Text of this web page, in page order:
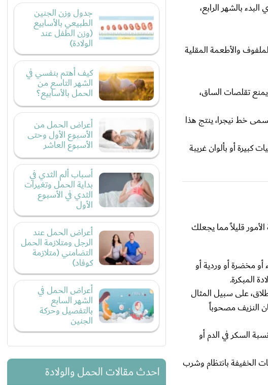
بالشهر الرابع،
والأطعمة المقلية
تقلصات الساق،
خط نيجرا، ينتج هذا
كبيرة أو بألوان غريبة
قليلاً مما يجعلك
أو مخضرة أو وردية أو
على سبيل المثال
النزيف مصحوباً
السكر في الدم أو
الخفيفة بانتظام وشرب
جدول وزن الجنين
الطبيعي بالأسابيع
(وزن الطفل عند
الولادة)
كيف أهتم بنفسي في
الشهر التاسع من
الحمل بالأسابيع؟
أعراض الحمل من
الأسبوع الأول وحتى
الأسبوع العاشر
أسباب ألم الثدي في
بداية الحمل وتغيرات
الثدي في الأسبوع
الأول
أعراض الحمل عند
الرجل ومتلازمة الحمل
التضامني (متلازمة
كوفاد)
أعراض الحمل في
الشهر السابع
بالتفصيل وحركة
الجنين
احدث مقالات الحمل والولادة